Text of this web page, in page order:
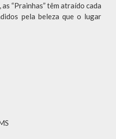
“Prainhas” têm atraído cada
pela beleza que o lugar